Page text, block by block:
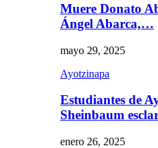
Muere Donato
Ángel Abarca,…
mayo 29, 2025
Ayotzinapa
Estudiantes de
Sheinbaum
enero 26, 2025